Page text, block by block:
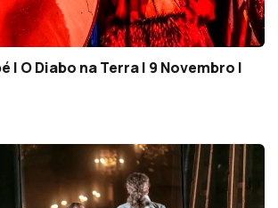
| O Diabo na Terra | 9 Novembro |